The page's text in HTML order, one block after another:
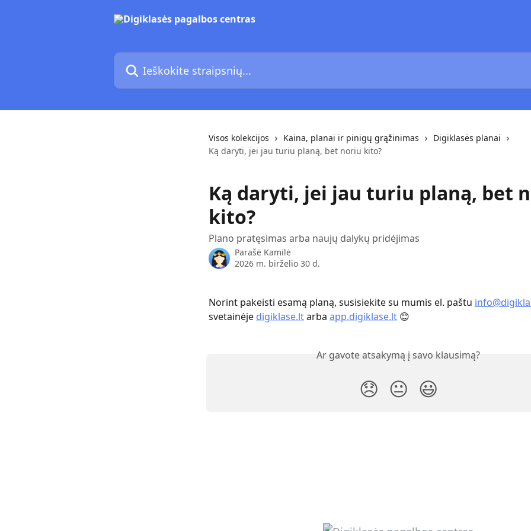
Ieškokite straipsnių...
Visos kolekcijos Kaina, planai ir pinigų grąžinimas
Digiklasės planai
Ką daryti, jei jau turiu planą, bet noriu kito?
Ką daryti, jei jau turiu planą, bet
kito?
Plano pratęsimas arba naujų dalykų pridėjimas
Parašė Kamilė
2026 m. birželio 30 d.
Norint pakeisti esamą planą, susisiekite su mumis el. paštu
svetainėje digiklase.lt arba app.digiklase.lt 😊
Ar gavote atsakymą į savo klausimą?
😞 😐 😃